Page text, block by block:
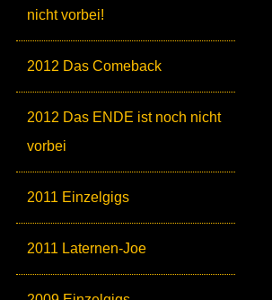
nicht vorbei!
2012 Das Comeback
2012 Das ENDE ist noch nicht
vorbei
2011 Einzelgigs
2011 Laternen-Joe